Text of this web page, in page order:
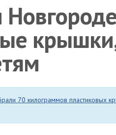
70 килограммов пластиковых